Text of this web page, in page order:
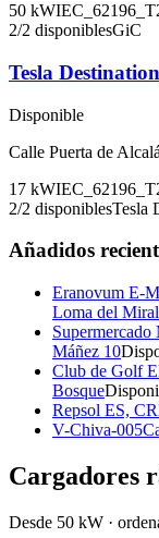
50 kW
2/2 disponiblesGiC
Tesla Destination
Disponible
Calle Puerta de Alcalá
17 kW
2/2 disponiblesTesla
Añadidos
Eranovum E-
Loma del
Máñez 10
Club de Golf
Bosque
Repsol ES,
V-Chiva-005
Cargadores
Desde 50 kW ·